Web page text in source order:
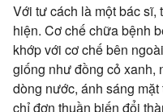
Với tư cách là một bác
hiện. Cơ chế chữa bệnh
khớp với cơ chế bên
giống như đồng cỏ xanh,
dòng nước, ánh sáng
chỉ đơn thuần biến đổi